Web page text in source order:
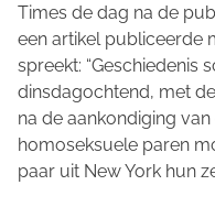
Times de dag na de
een artikel publiceerde
spreekt: “Geschiedenis
dinsdagochtend, met
na de aankondiging
homoseksuele paren
paar uit New York hun